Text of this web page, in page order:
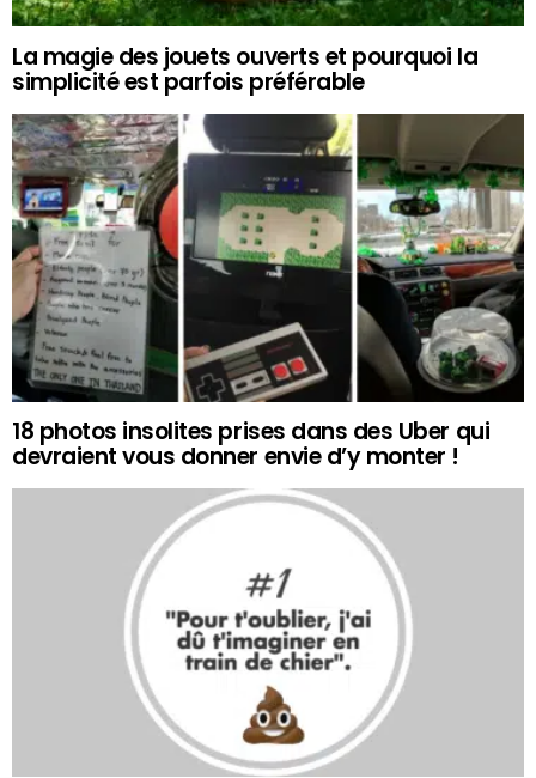
La magie des jouets ouverts et pourquoi la
simplicité est parfois préférable
18 photos insolites prises dans des Uber qui
devraient vous donner envie d’y monter !